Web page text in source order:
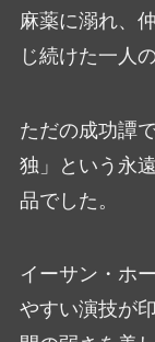
麻薬に溺れ、
じ続けた一人
ただの成功譚
独」という永
品でした。
イーサン・ホ
やすい演技が